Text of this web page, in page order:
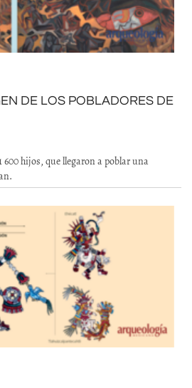
DE LOS POBLADORES DE
600 hijos, que llegaron a poblar una